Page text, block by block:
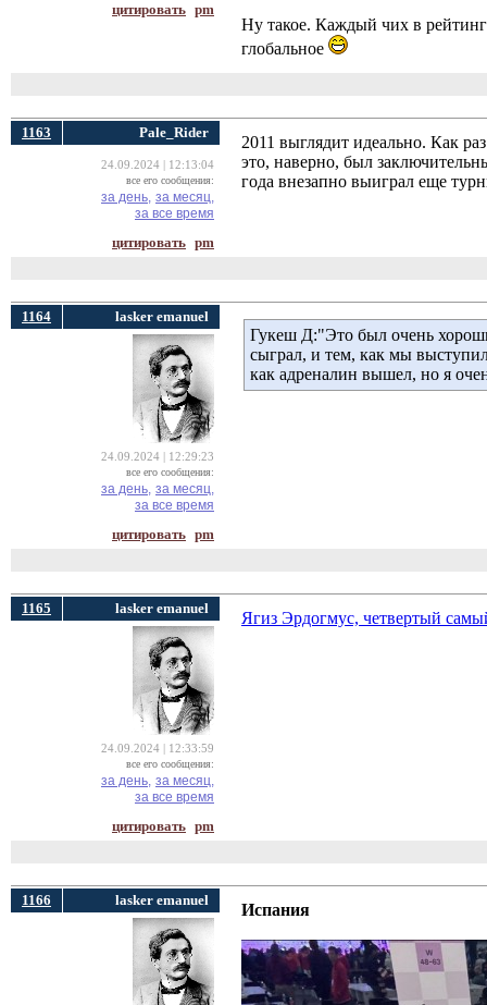
цитировать pm
Ну такое. Каждый чих в
глобальное
1163 Pale_Rider
24.09.2024 | 12:13:04
все его сообщения:
за день, за месяц,
за все время
цитировать pm
2011 выглядит идеально. Как
это, наверно, был
года внезапно выиграл еще
1164 lasker emanuel
24.09.2024 | 12:29:23
все его сообщения:
за день, за месяц,
за все время
цитировать pm
Гукеш Д:"Это был очень
сыграл, и тем, как мы
как адреналин вышел, но я
1165 lasker emanuel
24.09.2024 | 12:33:59
все его сообщения:
за день, за месяц,
за все время
цитировать pm
Ягиз Эрдогмус, четвертый
1166 lasker emanuel
Испания